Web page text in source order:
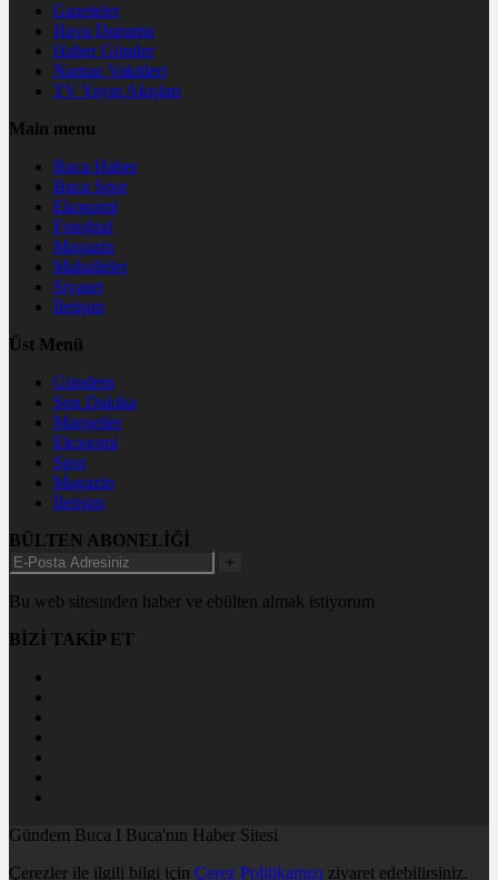
Gazeteler
Hava Durumu
Haber Gönder
Namaz Vakitleri
TV Yayın Akışları
Main menu
Buca Haber
Buca Spor
Ekonomi
Fotoğraf
Magazin
Mahalleler
Siyaset
İletişim
Üst Menü
Gündem
Son Dakika
Manşetler
Ekonomi
Spor
Magazin
İletişim
BÜLTEN ABONELİĞİ
+
Bu web sitesinden haber ve ebülten almak istiyorum
BİZİ TAKİP ET
Gündem Buca I Buca'nın Haber Sitesi
Çerezler ile ilgili bilgi için Çerez Politikamızı ziyaret edebilirsiniz.